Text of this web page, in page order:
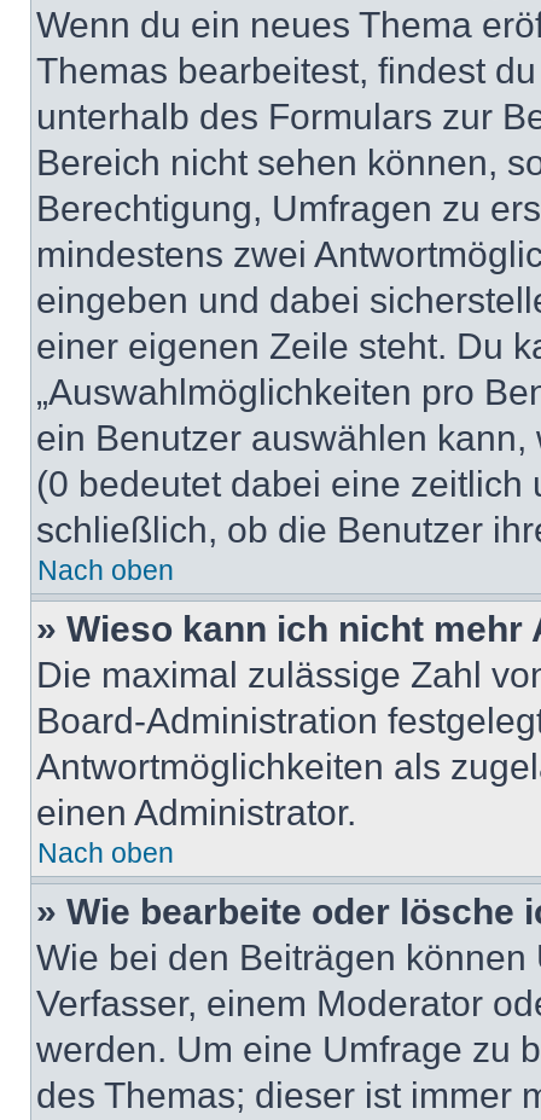
Wenn du ein neues Thema
Themas bearbeitest, findest
unterhalb des Formulars zur
Bereich nicht sehen können,
Berechtigung, Umfragen zu
mindestens zwei
eingeben und dabei
einer eigenen Zeile steht. Du
„Auswahlmöglichkeiten pro
ein Benutzer auswählen
(0 bedeutet dabei eine
schließlich, ob die Benutzer
Nach oben
» Wieso kann ich nicht
Die maximal zulässige Zahl
Board-Administration
Antwortmöglichkeiten als
einen Administrator.
Nach oben
» Wie bearbeite oder lösche
Wie bei den Beiträgen
Verfasser, einem Moderator
werden. Um eine Umfrage zu
des Themas; dieser ist immer